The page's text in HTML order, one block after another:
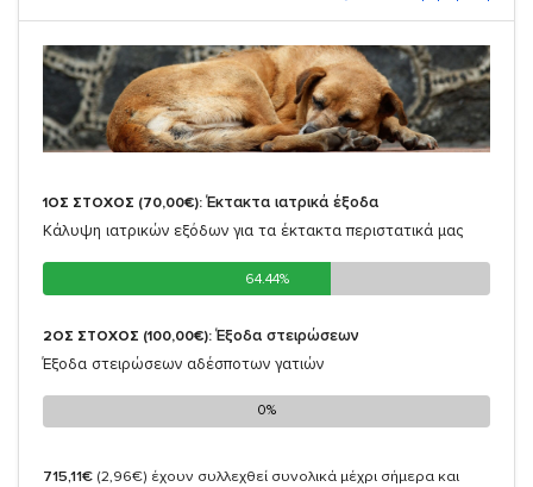
1ΟΣ ΣΤΟΧΟΣ (70,00€): Έκτακτα ιατρικά έξοδα
Κάλυψη ιατρικών εξόδων για τα έκτακτα περιστατικά μας
64.44%
64.44%
2ΟΣ ΣΤΟΧΟΣ (100,00€): Έξοδα στειρώσεων
Έξοδα στειρώσεων αδέσποτων γατιών
0%
0%
715,11€ (2,96€) έχουν συλλεχθεί συνολικά μέχρι σήμερα και